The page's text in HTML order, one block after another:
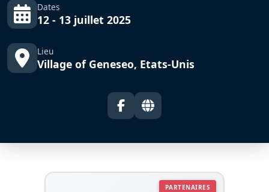
Dates
12 - 13 juillet 2025
Lieu
Village of Geneseo, Etats-Unis
PARTENAIRES